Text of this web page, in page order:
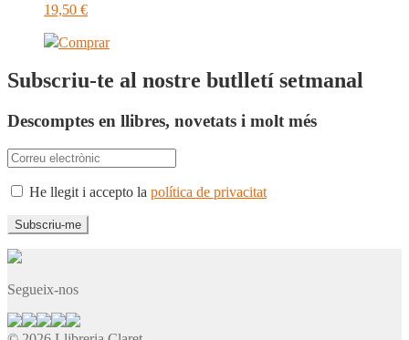
19,50 €
Comprar
Subscriu-te al nostre butlletí setmanal
Descomptes en llibres, novetats i molt més
He llegit i accepto la política de privacitat
Segueix-nos